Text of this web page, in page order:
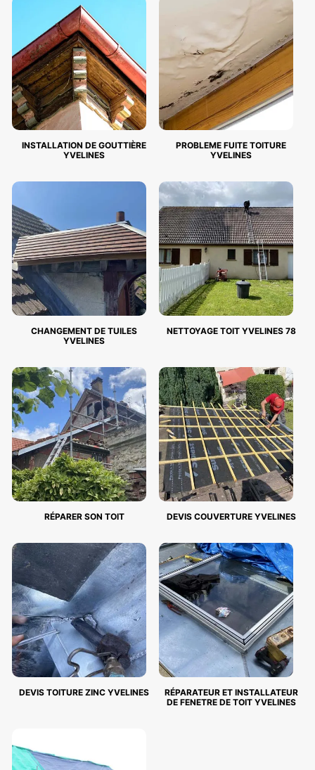
INSTALLATION DE GOUTTIÈRE
YVELINES
PROBLEME FUITE TOITURE
YVELINES
CHANGEMENT DE TUILES
YVELINES
NETTOYAGE TOIT YVELINES 78
RÉPARER SON TOIT DEVIS COUVERTURE YVELINES
DEVIS TOITURE ZINC YVELINES
RÉPARATEUR ET INSTALLATEUR
DE FENETRE DE TOIT YVELINES